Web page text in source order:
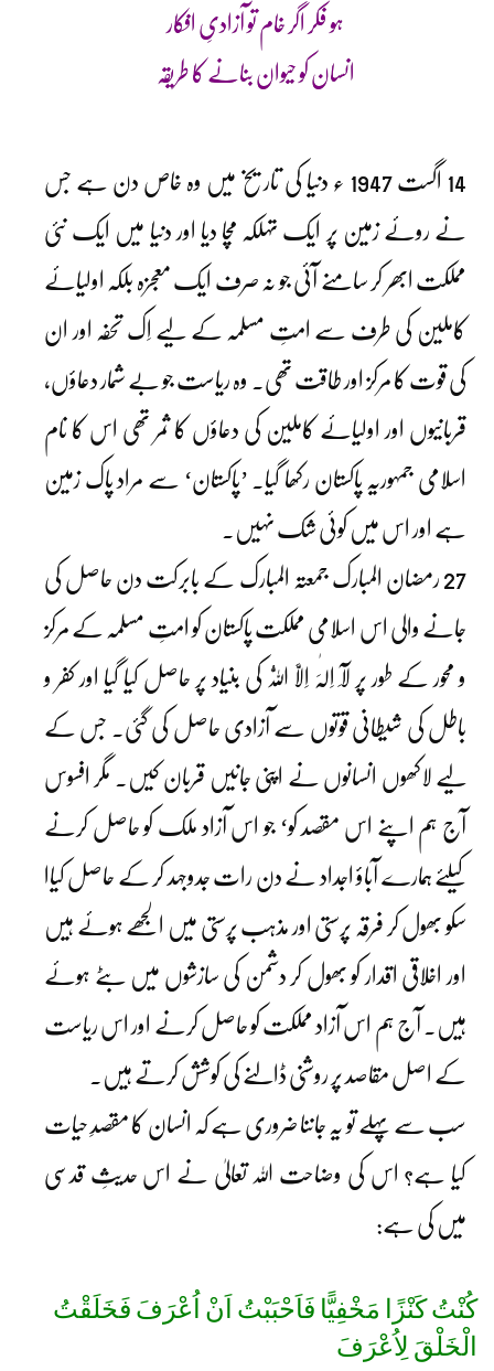
ہو فکر اگر خام تو آزادیِ افکار
انسان کو حیوان بنانے کا طریقہ
14 اگست 1947 ء دنیا کی تاریخ میں وہ خاص دن ہے جس
نے روئے زمین پر ایک تہلکہ مچا دیا اور دنیا میں ایک نئی
مملکت ابھر کر سامنے آئی جو نہ صرف ایک معجزہ بلکہ اولیائے
کاملین کی طرف سے امتِ مسلمہ کے لیے اِک تحفہ اور ان
کی قوت کا مرکز اور طاقت تھی۔ وہ ریاست جو بے شمار دعاؤں،
قربانیوں اور اولیائے کاملین کی دعاؤں کا ثمر تھی اس کا نام
اسلامی جمہوریہ پاکستان رکھا گیا۔ ’پاکستان‘ سے مراد پاک زمین
ہے اور اس میں کوئی شک نہیں۔
27 رمضان المبارک جمعتہ المبارک کے بابرکت دن حاصل کی
جانے والی اس اسلامی مملکت پاکستان کو امتِ مسلمہ کے مرکز
و محور کے طور پر لَآ اِلٰہَ اِلَّا اللّٰہُ کی بنیاد پر حاصل کیا گیا اور کفر و
باطل کی شیطانی قوتوں سے آزادی حاصل کی گئی۔ جس کے
لیے لاکھوں انسانوں نے اپنی جانیں قربان کیں۔ مگر افسوس
آج ہم اپنے اس مقصد کو‘ جو اس آزاد ملک کو حاصل کرنے
کیلئے ہمارے آباؤ اجداد نے دن رات جدوجہد کر کے حاصل کیاا
سکو بھول کر فرقہ پرستی اور مذہب پرستی میں الجھے ہوئے ہیں
اور اخلاقی اقدار کو بھول کر دشمن کی سازشوں میں بٹے ہوئے
ہیں۔ آج ہم اس آزاد مملکت کو حاصل کرنے اور اس ریاست
کے اصل مقاصد پر روشنی ڈالنے کی کوشش کرتے ہیں۔
سب سے پہلے تو یہ جاننا ضروری ہے کہ انسان کا مقصدِ حیات
کیا ہے؟ اس کی وضاحت اللہ تعالیٰ نے اس حدیثِ قدسی
میں کی ہے:
کُنْتُ کَنْزًا مَخْفِیًّا فَاَحْبَبْتُ اَنْ اُعْرَفَ فَخَلَقْتُ
الْخَلْقَ لِاُعْرَفَ